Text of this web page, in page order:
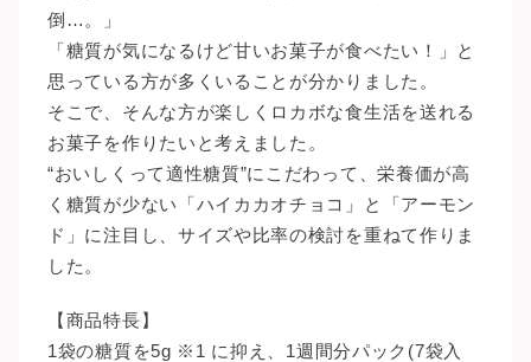
倒…。」
「糖質が気になるけど甘いお菓子が食べたい！」と
思っている方が多くいることが分かりました。
そこで、そんな方が楽しくロカボな食生活を送れる
お菓子を作りたいと考えました。
“おいしくって適性糖質”にこだわって、栄養価が高
く糖質が少ない「ハイカカオチョコ」と「アーモン
ド」に注目し、サイズや比率の検討を重ねて作りま
した。
【商品特長】
1袋の糖質を5g ※1 に抑え、1週間分パック(7袋入